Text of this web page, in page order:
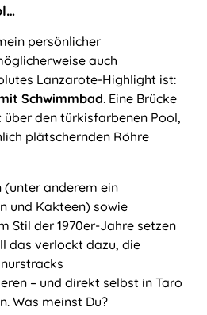
persönlicher
auch
Lanzarote-Highlight ist:
Schwimmbad. Eine Brücke
den türkisfarbenen Pool,
plätschernden Röhre
(unter anderem ein
und Kakteen) sowie
Stil der 1970er-Jahre setzen
das verlockt dazu, die
– und direkt selbst in Taro
Was meinst Du?